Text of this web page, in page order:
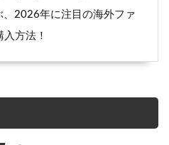
、2026年に注目の海外ファ
方法！